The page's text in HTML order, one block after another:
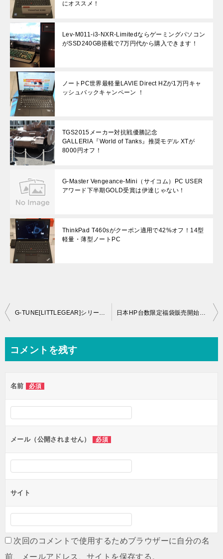
にオススメ！
Lev-M011-i3-NXR-Limitedならゲーミングパソコン
がSSD240GB搭載で7万円代から購入できます！
ノートPC世界最軽量LAVIE Direct HZが1万円キャ
ッシュバックキャンペーン ！
TGS2015メーカー対抗戦優勝記念
GALLERIA『World of Tanks』推奨モデル XTが
8000円オフ！
G-Master Vengeance-Mini（サイコム）PC USER
アワード下半期GOLD受賞は伊達じゃない！
ThinkPad T460sがクーポン適用で42%オフ！14型
軽量・薄型ノートPC
投
ビ
ー
シ
ン
G-TUNE[LITTLEGEAR]シリーズがITmedia編集長ベストチョイス受賞LITTLEGEAR i310GA2がオススメ！ 日本HP台数限定福袋販売開始 中身を予想しちゃいます！
コメントを残す
名前 必須
メール（公開されません） 必須
サイト
次回のコメントで使用するためブラウザーに自分の名
前、メールアドレス、サイトを保存する。